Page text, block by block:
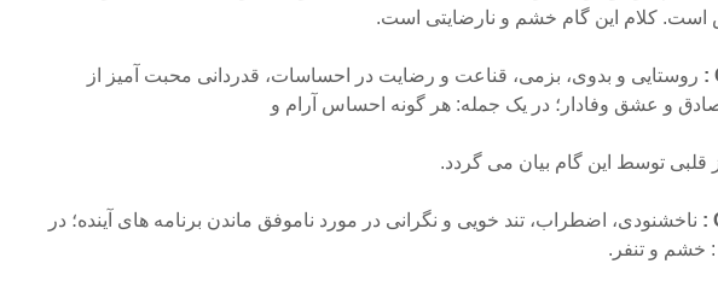
کلام این گام خشم و نارضایتی است.
روستایی و بدوی، بزمی، قناعت و رضایت در احساسات، قدردانی محبت آمیز از
و عشق وفادار؛ در یک جمله: هر گونه احساس آرام و
قلبی توسط این گام بیان می گردد.
ناخشنودی، اضطراب، تند خویی و نگرانی در مورد ناموفق ماندن برنامه های آینده؛ در
خشم و تنفر.